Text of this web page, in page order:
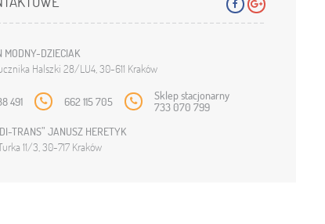
MODNY-DZIECIAK
Halszki 28/LU4, 30-611 Kraków
491 662 115 705 Sklep stacjonarny
733 070 799
TRANS” JANUSZ HERETYK
11/3, 30-717 Kraków